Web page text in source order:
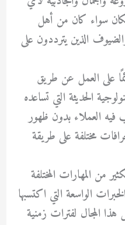
سواء كان من أهل
الذين يترددون على
على العمل عن طريق
الحديثة التي تساعده
فيه العملاء بدون ظهور
مختلفة على طريقة
من المهارات المختلفة
الواسعة التي اكتسبها
المجال لفترات زمنية